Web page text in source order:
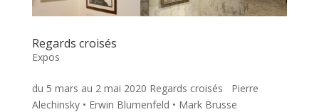
Regards croisés
Expos
du 5 mars au 2 mai 2020 Regards croisés Pierre
Alechinsky • Erwin Blumenfeld • Mark Brusse